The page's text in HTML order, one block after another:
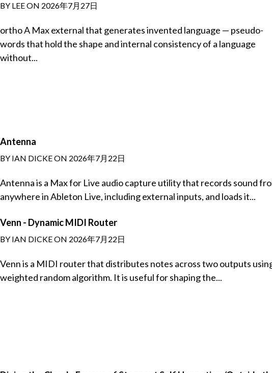
BY LEE ON 2026年7月27日
ortho A Max external that generates invented language — pseudo-
words that hold the shape and internal consistency of a language
without...
Antenna
BY IAN DICKE ON 2026年7月22日
Antenna is a Max for Live audio capture utility that records sound
anywhere in Ableton Live, including external inputs, and loads it...
Venn - Dynamic MIDI Router
BY IAN DICKE ON 2026年7月22日
Venn is a MIDI router that distributes notes across two outputs
weighted random algorithm. It is useful for shaping the...